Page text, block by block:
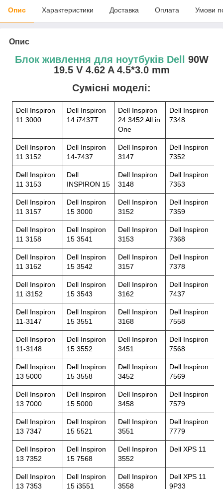
Опис Характеристики Доставка Оплата Умови
Опис
Блок живлення для ноутбуків Dell
90W
19.5 V 4.62 A 4.5*3.0 mm
Сумісні моделі:
Dell Inspiron
11 3000
Dell Inspiron
14 i7437T
Dell Inspiron
24 3452 All in
One
Dell Inspiron
7348
Dell Inspiron
11 3152
Dell Inspiron
14-7437
Dell Inspiron
3147
Dell Inspiron
7352
Dell Inspiron
11 3153
Dell
INSPIRON 15
Dell Inspiron
3148
Dell Inspiron
7353
Dell Inspiron
11 3157
Dell Inspiron
15 3000
Dell Inspiron
3152
Dell Inspiron
7359
Dell Inspiron
11 3158
Dell Inspiron
15 3541
Dell Inspiron
3153
Dell Inspiron
7368
Dell Inspiron
11 3162
Dell Inspiron
15 3542
Dell Inspiron
3157
Dell Inspiron
7378
Dell Inspiron
11 i3152
Dell Inspiron
15 3543
Dell Inspiron
3162
Dell Inspiron
7437
Dell Inspiron
11-3147
Dell Inspiron
15 3551
Dell Inspiron
3168
Dell Inspiron
7558
Dell Inspiron
11-3148
Dell Inspiron
15 3552
Dell Inspiron
3451
Dell Inspiron
7568
Dell Inspiron
13 5000
Dell Inspiron
15 3558
Dell Inspiron
3452
Dell Inspiron
7569
Dell Inspiron
13 7000
Dell Inspiron
15 5000
Dell Inspiron
3458
Dell Inspiron
7579
Dell Inspiron
13 7347
Dell Inspiron
15 5521
Dell Inspiron
3551
Dell Inspiron
7779
Dell Inspiron
13 7352
Dell Inspiron
15 7568
Dell Inspiron
3552
Dell XPS 11
Dell Inspiron
13 7353
Dell Inspiron
15 i3551
Dell Inspiron
3558
Dell XPS 11
9P33